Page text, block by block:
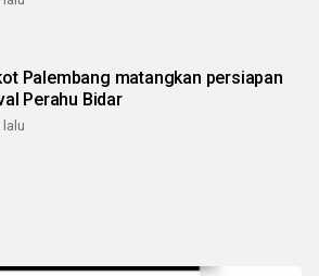
Palembang matangkan persiapan
Perahu Bidar
lalu